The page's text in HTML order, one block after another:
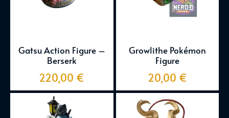
Gatsu Action Figure –
Berserk
220,00 €
Growlithe Pokémon
Figure
20,00 €